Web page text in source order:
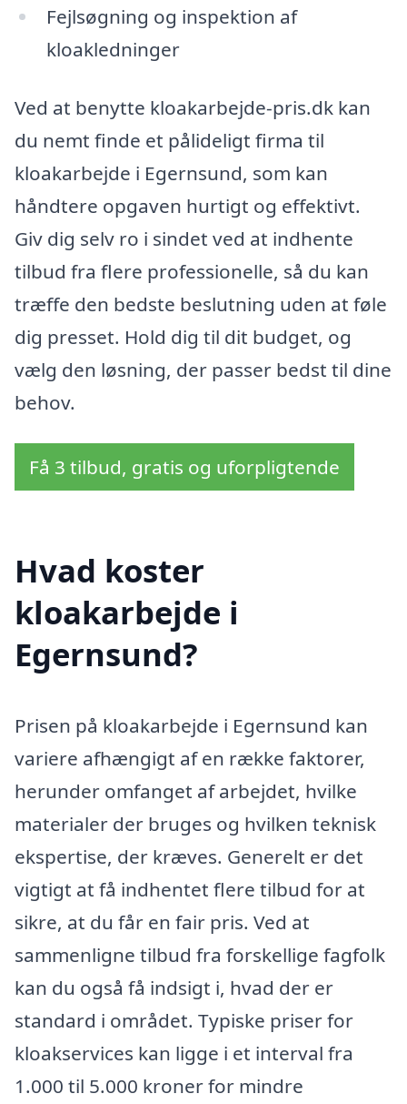
Fejlsøgning og inspektion af
kloakledninger
Ved at benytte kloakarbejde-pris.dk kan
du nemt finde et pålideligt firma til
kloakarbejde i Egernsund, som kan
håndtere opgaven hurtigt og effektivt.
Giv dig selv ro i sindet ved at indhente
tilbud fra flere professionelle, så du kan
træffe den bedste beslutning uden at føle
dig presset. Hold dig til dit budget, og
vælg den løsning, der passer bedst til dine
behov.
Få 3 tilbud, gratis og uforpligtende
Hvad koster
kloakarbejde i
Egernsund?
Prisen på kloakarbejde i Egernsund kan
variere afhængigt af en række faktorer,
herunder omfanget af arbejdet, hvilke
materialer der bruges og hvilken teknisk
ekspertise, der kræves. Generelt er det
vigtigt at få indhentet flere tilbud for at
sikre, at du får en fair pris. Ved at
sammenligne tilbud fra forskellige fagfolk
kan du også få indsigt i, hvad der er
standard i området. Typiske priser for
kloakservices kan ligge i et interval fra
1.000 til 5.000 kroner for mindre